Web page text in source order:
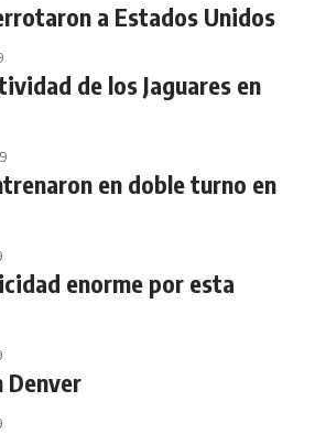
a Estados Unidos
de los Jaguares en
en doble turno en
enorme por esta
Denver